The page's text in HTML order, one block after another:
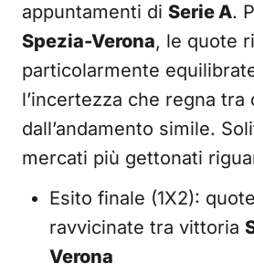
appuntamenti di Serie A.
Spezia-Verona, le quote
particolarmente
l’incertezza che regna tra
dall’andamento simile.
mercati più gettonati
Esito finale (1X2):
ravvicinate tra vittoria
Verona